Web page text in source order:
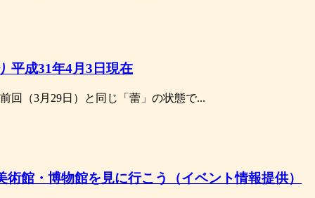
平成31年4月3日現在
回（3月29日）と同じ「蕾」の状態で...
術館・博物館を見に行こう（イベント情報提供）